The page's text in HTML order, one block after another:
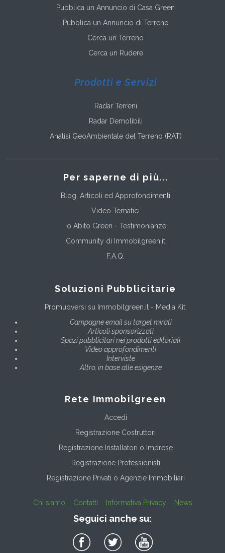
Pubblica un Annuncio di Casa Green
Pubblica un Annuncio di Terreno
Cerca un Terreno
Cerca un Rudere
Prodotti e Servizi
Radar Terreni
Radar Demolibili
Analisi GeoAmbientale del Terreno (RAT)
Per saperne di più...
Blog, Articoli ed Approfondimenti
Video Tematici
Io Abito Green - Testimonianze
Community di Immobilgreen.it
F.A.Q.
Soluzioni Pubblicitarie
Promuoversi su Immobilgreen.it - Media Kit:
Campagne email su target mirati
Articoli sponsorizzati
Spazi pubblicitari nei prodotti editoriali
Video approfondimenti
Interviste
Altro, in base alle esigenze
Rete Immobilgreen
Accedi
Registrazione Costruttori
Registrazione Installatori o Imprese
Registrazione Professionisti
Registrazione Privati o Agenzie Immobiliari
Chi siamo Contatti Informativa Privacy News
Seguici anche su: